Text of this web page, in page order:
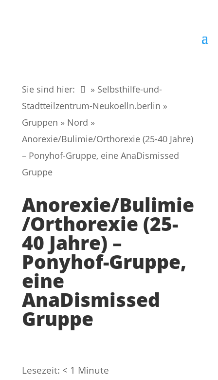
Sie sind hier:
» Selbsthilfe-und-
Stadtteilzentrum-Neukoelln.berlin »
Gruppen » Nord »
Anorexie/Bulimie/Orthorexie (25-40 Jahre)
– Ponyhof-Gruppe, eine AnaDismissed
Gruppe
Anorexie/Bulimie
/Orthorexie (25-
40 Jahre) –
Ponyhof-Gruppe,
eine
AnaDismissed
Gruppe
Lesezeit: < 1 Minute